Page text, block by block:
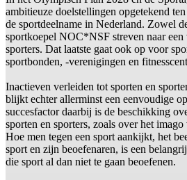
ambitieuze doelstellingen opgetekend
de sportdeelname in Nederland. Zowel
sportkoepel NOC*NSF streven naar een
sporters. Dat laatste gaat ook op voor
sportbonden, -verenigingen en
Inactieven verleiden tot sporten en
blijkt echter allerminst een eenvoudige
succesfactor daarbij is de beschikking
sporten en sporters, zoals over het
Hoe men tegen een sport aankijkt, het
sport en zijn beoefenaren, is een
die sport al dan niet te gaan beoefenen.